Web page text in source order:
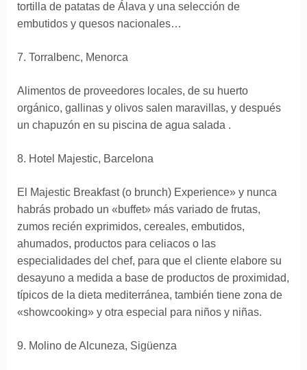
tortilla de patatas de Álava y una selección de
embutidos y quesos nacionales…
7. Torralbenc, Menorca
Alimentos de proveedores locales, de su huerto
orgánico, gallinas y olivos salen maravillas, y después
un chapuzón en su piscina de agua salada .
8. Hotel Majestic, Barcelona
El Majestic Breakfast (o brunch) Experience» y nunca
habrás probado un «buffet» más variado de frutas,
zumos recién exprimidos, cereales, embutidos,
ahumados, productos para celiacos o las
especialidades del chef, para que el cliente elabore su
desayuno a medida a base de productos de proximidad,
típicos de la dieta mediterránea, también tiene zona de
«showcooking» y otra especial para niños y niñas.
9. Molino de Alcuneza, Sigüenza